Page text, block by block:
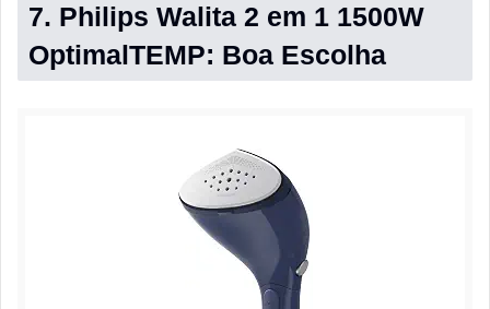
7. Philips Walita 2 em 1 1500W
OptimalTEMP: Boa Escolha